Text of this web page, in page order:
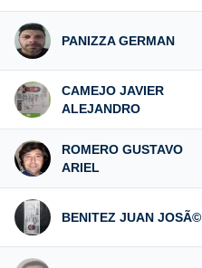
PANIZZA GERMAN
CAMEJO JAVIER
ALEJANDRO
ROMERO GUSTAVO
ARIEL
BENITEZ JUAN JOSÃ©